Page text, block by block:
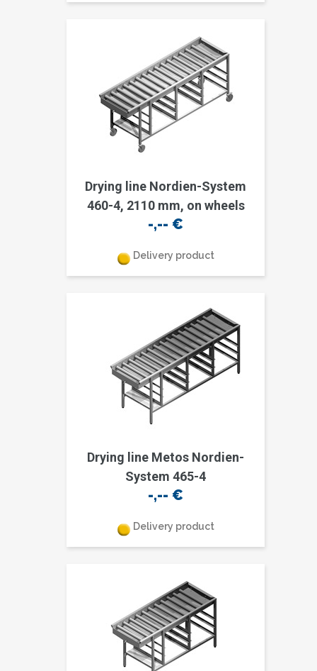
Drying line Nordien-System
460-4, 2110 mm, on wheels
-,-- €
Delivery product
Drying line Metos Nordien-
System 465-4
-,-- €
Delivery product